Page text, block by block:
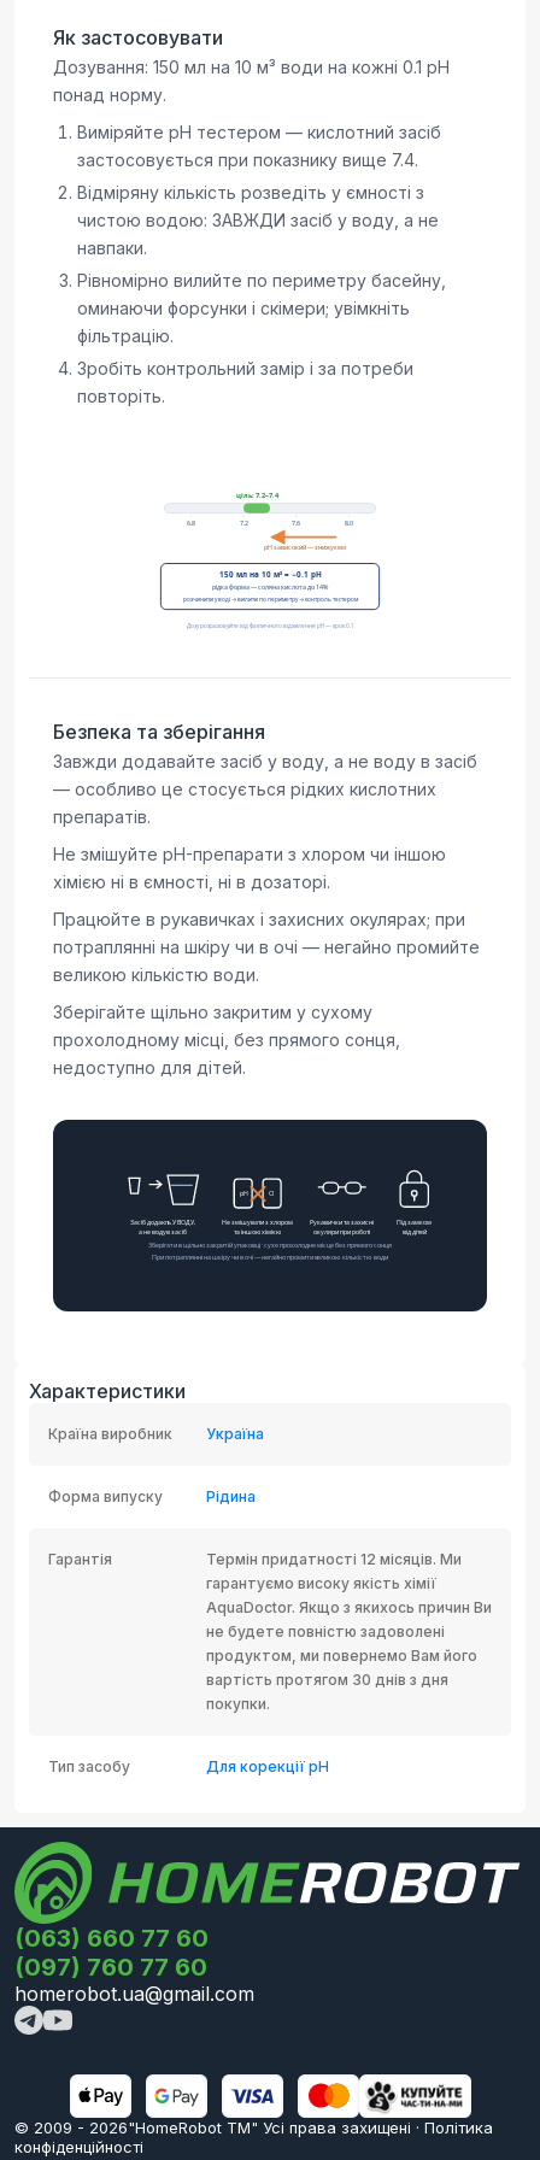
Як застосовувати
Дозування: 150 мл на 10 м³ води на кожні 0.1 pH
понад норму.
Виміряйте pH тестером — кислотний засіб
застосовується при показнику вище 7.4.
Відміряну кількість розведіть у ємності з
чистою водою: ЗАВЖДИ засіб у воду, а не
навпаки.
Рівномірно вилийте по периметру басейну,
оминаючи форсунки і скімери; увімкніть
фільтрацію.
Зробіть контрольний замір і за потреби
повторіть.
Безпека та зберігання
Завжди додавайте засіб у воду, а не воду в засіб
— особливо це стосується рідких кислотних
препаратів.
Не змішуйте pH-препарати з хлором чи іншою
хімією ні в ємності, ні в дозаторі.
Працюйте в рукавичках і захисних окулярах; при
потраплянні на шкіру чи в очі — негайно промийте
великою кількістю води.
Зберігайте щільно закритим у сухому
прохолодному місці, без прямого сонця,
недоступно для дітей.
Характеристики
Країна виробник Україна
Форма випуску Рідина
Гарантія
Термін придатності 12 місяців. Ми
гарантуємо високу якість хімії
AquaDoctor. Якщо з якихось причин Ви
не будете повністю задоволені
продуктом, ми повернемо Вам його
вартість протягом 30 днів з дня
покупки.
Тип засобу Для корекції рH
(063) 660 77 60
(097) 760 77 60
homerobot.ua@gmail.com
© 2009 - 2026"HomeRobot ТМ" Усi права захищені · Політика
конфіденційності